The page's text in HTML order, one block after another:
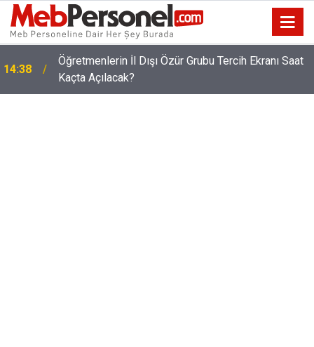
14:11
O Öğretmenlere 15 Ağustos'ta Ek Ödeme
Yapılacak!